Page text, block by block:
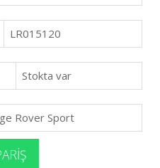
LR015120
Stokta var
Rover Sport